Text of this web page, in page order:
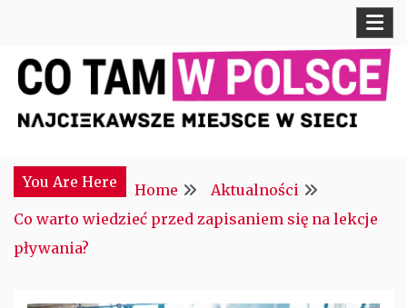
content
CTM POLONIA
You Are Here
Home
Aktualności
Co warto wiedzieć przed zapisaniem się na lekcje
pływania?